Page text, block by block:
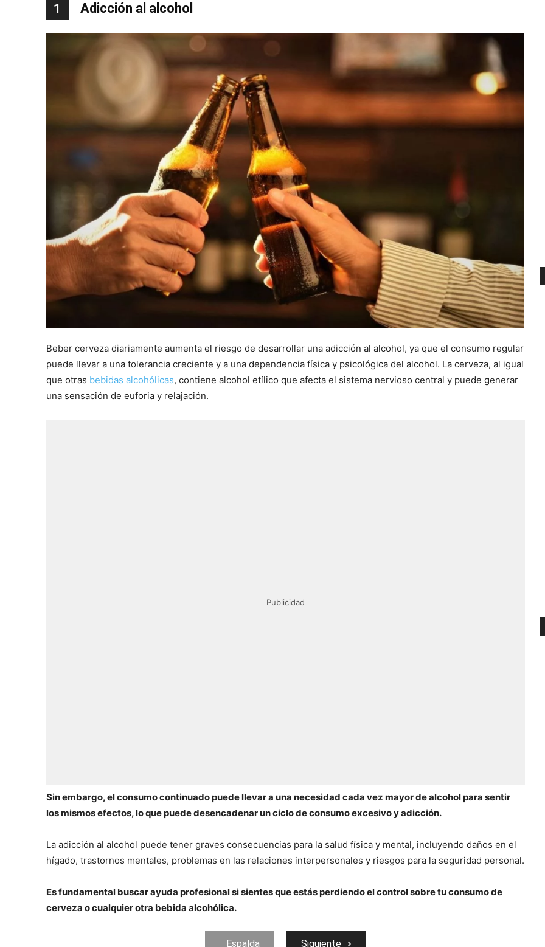
1 Adicción al alcohol
Beber cerveza diariamente aumenta el riesgo de desarrollar una adicción al alcohol, ya que el consumo regular
puede llevar a una tolerancia creciente y a una dependencia física y psicológica del alcohol. La cerveza, al igual
que otras bebidas alcohólicas, contiene alcohol etílico que afecta el sistema nervioso central y puede generar
una sensación de euforia y relajación.
Publicidad
Sin embargo, el consumo continuado puede llevar a una necesidad cada vez mayor de alcohol para sentir
los mismos efectos, lo que puede desencadenar un ciclo de consumo excesivo y adicción.
La adicción al alcohol puede tener graves consecuencias para la salud física y mental, incluyendo daños en el
hígado, trastornos mentales, problemas en las relaciones interpersonales y riesgos para la seguridad personal.
Es fundamental buscar ayuda profesional si sientes que estás perdiendo el control sobre tu consumo de
cerveza o cualquier otra bebida alcohólica.
Espalda Siguiente